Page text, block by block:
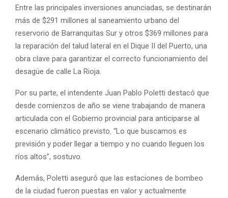
Entre las principales inversiones anunciadas, se destinarán
más de $291 millones al saneamiento urbano del
reservorio de Barranquitas Sur y otros $369 millones para
la reparación del talud lateral en el Dique II del Puerto, una
obra clave para garantizar el correcto funcionamiento del
desagüe de calle La Rioja.
Por su parte, el intendente Juan Pablo Poletti destacó que
desde comienzos de año se viene trabajando de manera
articulada con el Gobierno provincial para anticiparse al
escenario climático previsto. “Lo que buscamos es
previsión y poder llegar a tiempo y no cuando lleguen los
ríos altos”, sostuvo.
Además, Poletti aseguró que las estaciones de bombeo
de la ciudad fueron puestas en valor y actualmente